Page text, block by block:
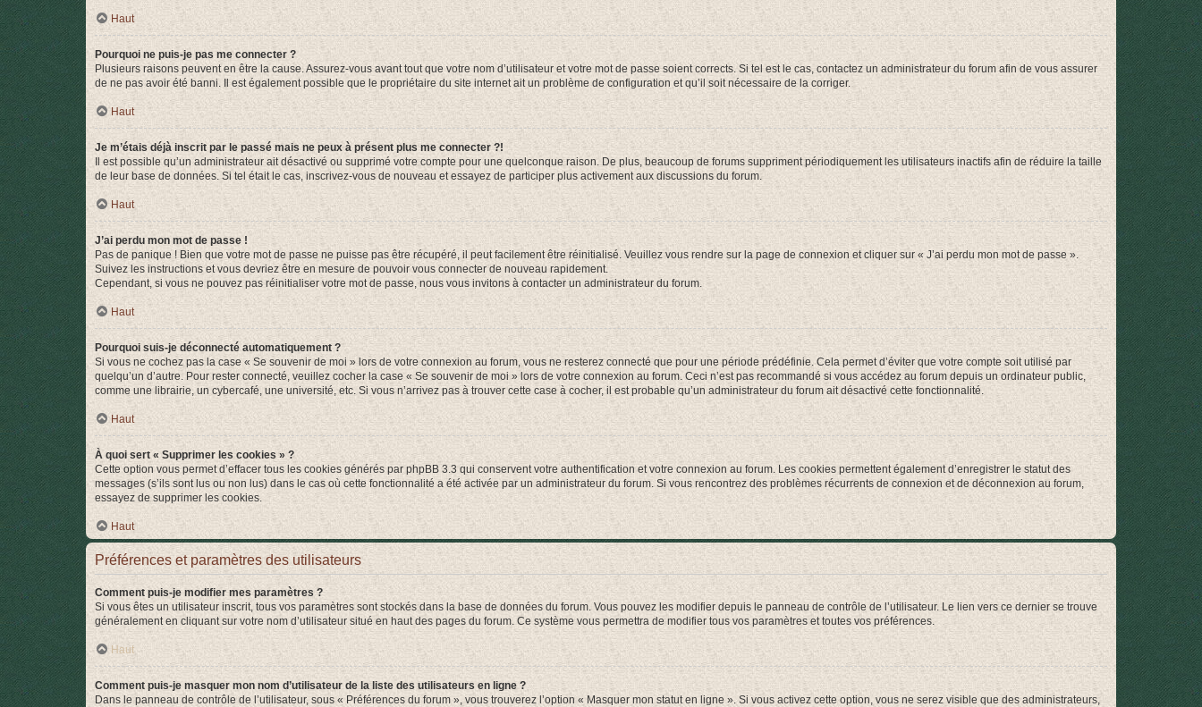
Haut
Pourquoi ne puis-je pas me connecter ?
Plusieurs raisons peuvent en être la cause. Assurez-vous avant tout que votre nom d’utilisateur et votre mot de passe soient corrects. Si tel est le cas, contactez un administrateur du forum afin de vous assurer
de ne pas avoir été banni. Il est également possible que le propriétaire du site internet ait un problème de configuration et qu’il soit nécessaire de la corriger.
Haut
Je m’étais déjà inscrit par le passé mais ne peux à présent plus me connecter ?!
Il est possible qu’un administrateur ait désactivé ou supprimé votre compte pour une quelconque raison. De plus, beaucoup de forums suppriment périodiquement les utilisateurs inactifs afin de réduire la taille
de leur base de données. Si tel était le cas, inscrivez-vous de nouveau et essayez de participer plus activement aux discussions du forum.
Haut
J’ai perdu mon mot de passe !
Pas de panique ! Bien que votre mot de passe ne puisse pas être récupéré, il peut facilement être réinitialisé. Veuillez vous rendre sur la page de connexion et cliquer sur « J’ai perdu mon mot de passe ».
Suivez les instructions et vous devriez être en mesure de pouvoir vous connecter de nouveau rapidement.
Cependant, si vous ne pouvez pas réinitialiser votre mot de passe, nous vous invitons à contacter un administrateur du forum.
Haut
Pourquoi suis-je déconnecté automatiquement ?
Si vous ne cochez pas la case « Se souvenir de moi » lors de votre connexion au forum, vous ne resterez connecté que pour une période prédéfinie. Cela permet d’éviter que votre compte soit utilisé par
quelqu’un d’autre. Pour rester connecté, veuillez cocher la case « Se souvenir de moi » lors de votre connexion au forum. Ceci n’est pas recommandé si vous accédez au forum depuis un ordinateur public,
comme une librairie, un cybercafé, une université, etc. Si vous n’arrivez pas à trouver cette case à cocher, il est probable qu’un administrateur du forum ait désactivé cette fonctionnalité.
Haut
À quoi sert « Supprimer les cookies » ?
Cette option vous permet d’effacer tous les cookies générés par phpBB 3.3 qui conservent votre authentification et votre connexion au forum. Les cookies permettent également d’enregistrer le statut des
messages (s’ils sont lus ou non lus) dans le cas où cette fonctionnalité a été activée par un administrateur du forum. Si vous rencontrez des problèmes récurrents de connexion et de déconnexion au forum,
essayez de supprimer les cookies.
Haut
Préférences et paramètres des utilisateurs
Comment puis-je modifier mes paramètres ?
Si vous êtes un utilisateur inscrit, tous vos paramètres sont stockés dans la base de données du forum. Vous pouvez les modifier depuis le panneau de contrôle de l’utilisateur. Le lien vers ce dernier se trouve
généralement en cliquant sur votre nom d’utilisateur situé en haut des pages du forum. Ce système vous permettra de modifier tous vos paramètres et toutes vos préférences.
Haut
Comment puis-je masquer mon nom d’utilisateur de la liste des utilisateurs en ligne ?
Dans le panneau de contrôle de l’utilisateur, sous « Préférences du forum », vous trouverez l’option « Masquer mon statut en ligne ». Si vous activez cette option, vous ne serez visible que des administrateurs,